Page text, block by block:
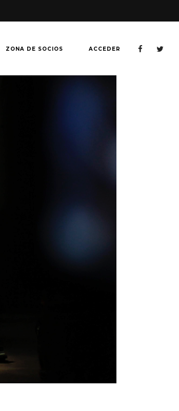
ZONA DE SOCIOS ACCEDER